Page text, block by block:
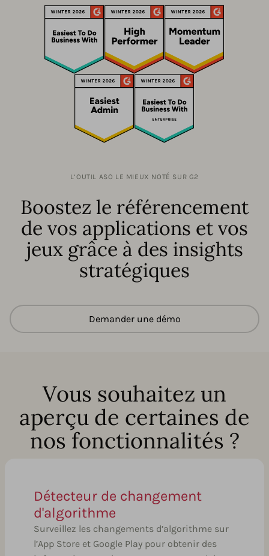
L’OUTIL ASO LE MIEUX NOTÉ SUR G2
Boostez le référencement
de vos applications et vos
jeux grâce à des insights
stratégiques
Demander une démo
Vous souhaitez un
aperçu de certaines de
nos fonctionnalités ?
Détecteur de changement
d'algorithme
Surveillez les changements d’algorithme sur
l’App Store et Google Play pour obtenir des